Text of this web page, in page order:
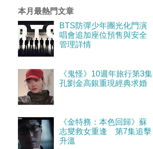
本月最熱門文章
BTS防彈少年團光化門演
唱會追加座位預售與安全
管理詳情
《鬼怪》10週年旅行第3集
孔劉金高銀重現經典求婚
《金特務：本色回歸》蘇
志燮救女重逢 第7集追擊
升溫